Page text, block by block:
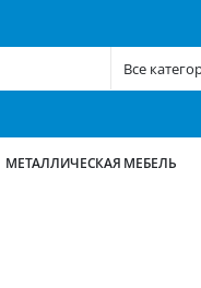
МЕТАЛЛИЧЕСКАЯ МЕБЕЛЬ